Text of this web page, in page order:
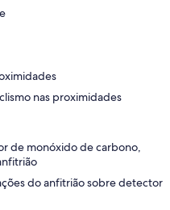
nas proximidades
de monóxido de carbono,
do anfitrião sobre detector